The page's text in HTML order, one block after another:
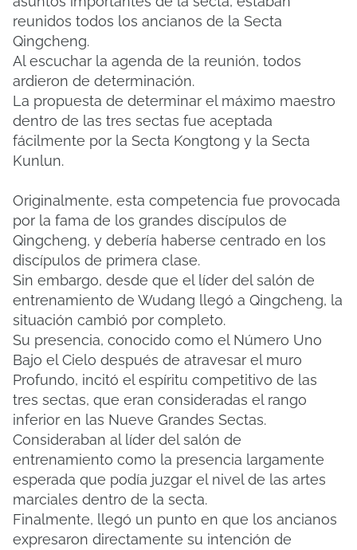
reunidos todos los ancianos de la Secta
Qingcheng.
Al escuchar la agenda de la reunión, todos
ardieron de determinación.
La propuesta de determinar el máximo maestro
dentro de las tres sectas fue aceptada
fácilmente por la Secta Kongtong y la Secta
Kunlun.
Originalmente, esta competencia fue provocada
por la fama de los grandes discípulos de
Qingcheng, y debería haberse centrado en los
discípulos de primera clase.
Sin embargo, desde que el líder del salón de
entrenamiento de Wudang llegó a Qingcheng, la
situación cambió por completo.
Su presencia, conocido como el Número Uno
Bajo el Cielo después de atravesar el muro
Profundo, incitó el espíritu competitivo de las
tres sectas, que eran consideradas el rango
inferior en las Nueve Grandes Sectas.
Consideraban al líder del salón de
entrenamiento como la presencia largamente
esperada que podía juzgar el nivel de las artes
marciales dentro de la secta.
Finalmente, llegó un punto en que los ancianos
expresaron directamente su intención de